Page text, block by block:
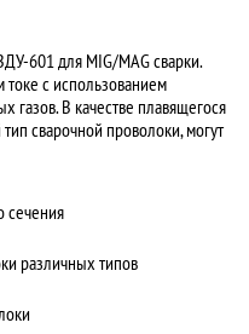
601 для MIG/MAG сварки.
токе с использованием
газов. В качестве плавящегося
сварочной проволоки, могут
сечения
различных типов